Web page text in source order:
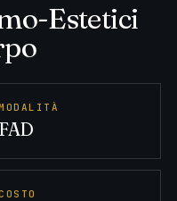
Estetici
FAD